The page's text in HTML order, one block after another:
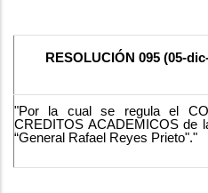
RESOLUCIÓN 095 (05-
"Por la cual se regula el
CREDITOS ACADEMICOS de
“General Rafael Reyes Prieto"."